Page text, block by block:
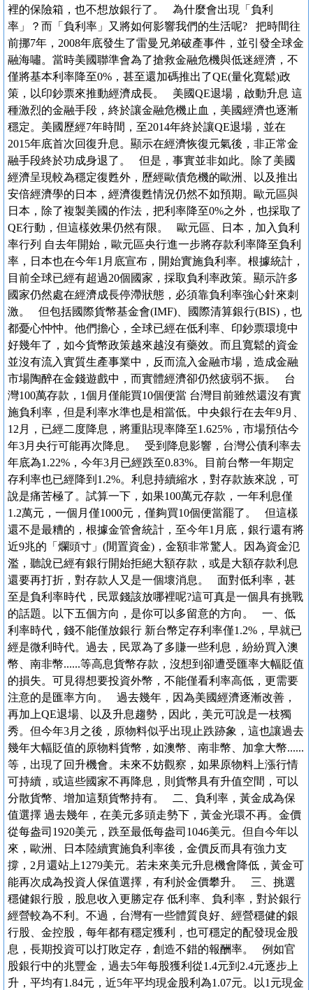
裡的保險箱，也不想放銀行了。 為什麼會出現「負利
率」？而「負利率」又將如何影響我們的生活呢? 把時間往
前挪7年，2008年底發生了雷曼兄弟破產事件，並引發全球金
融海嘯。當時美國聯準會為了搶救金融危機與低迷經濟，不
僅將基本利率降至0%，甚至還加碼推出了QE(量化寬鬆)政
策，以印鈔票來推動經濟成長。 美國QE退場，啟動升息 這
種激烈的金融手段，終於讓金融危機止血，美國經濟也逐漸
穩定。美國歷經7年時間，至2014年終於讓QE退場，並在
2015年底首次回復升息。顯示在經濟恢復元氣後，非正常金
融手段終於功成身退了。 但是，事實並非如此。除了美國
經濟呈現較為穩定復甦外，歷經歐債危機的歐洲、以及推出
安倍經濟學的日本，經濟復甦情況仍然不如預期。歐元區與
日本，除了複製美國的作法，把利率降至0%之外，也採取了
QE行動，但這樣效果仍然有限。 歐元區、日本，加入負利
率行列 自去年開始，歐元區央行進一步將存款利率降至負利
率，日本也在今年1月底宣布，開始實施負利率。根據統計，
目前全球已經有超過20個國家，採取負利率政策。顯示許多
國家仍然處在經濟成長停滯狀態，必須靠負利率強心針來刺
激。 但包括國際貨幣基金會(IMF)、國際清算銀行(BIS)，也
都憂心忡忡。他們擔心，全球已經在低利率、印鈔票環境中
好幾年了，如今貨幣政策越來越沒有藥效。而且寬鬆的資金
並沒有流入實質生產事業中，反而流入金融市場，造成金融
市場陶醉在金錢遊戲中，而實體經濟卻仍然疲弱不振。 台
灣100萬存款，1個月僅能買10個便當 台灣目前雖然還沒有實
施負利率，但是利率水準也是相當低。中央銀行在去年9月、
12月，已經二度降息，將重貼現率降至1.625%，市場預估今
年3月央行可能再次降息。 受到降息影響，台灣公債利率去
年底為1.22%，今年3月已經跌至0.83%。目前台幣一年期定
存利率也已經降到1.2%。利息持續縮水，對存款族來說，可
說是痛苦極了。試算一下，如果100萬元存款，一年利息僅
1.2萬元，一個月僅1000元，僅夠買10個便當罷了。 但這樣
還不是最糟的，根據金管會統計，至今年1月底，銀行還有將
近9兆的「爛頭寸」(閒置資金)，金額非常驚人。因為資金氾
濫，聽說已經有銀行開始拒絕大額存款，或是大額存款利息
還要再打折，對存款人又是一個壞消息。 面對低利率，甚
至是負利率時代，民眾錢該放哪裡呢?這可真是一個具有挑戰
的話題。以下五個方向，是你可以多留意的方向。 一、低
利率時代，錢不能僅放銀行 新台幣定存利率僅1.2%，早就已
經是微利時代。過去，民眾為了多賺一些利息，紛紛買入澳
幣、南非幣......等高息貨幣存款，沒想到卻遭受匯率大幅貶值
的損失。可見得想要投資外幣，不能僅看利率高低，更需要
注意的是匯率方向。 過去幾年，因為美國經濟逐漸改善，
再加上QE退場、以及升息趨勢，因此，美元可說是一枝獨
秀。但今年3月之後，原物料似乎出現止跌跡象，這也讓過去
幾年大幅貶值的原物料貨幣，如澳幣、南非幣、加拿大幣......
等，出現了回升機會。未來不妨觀察，如果原物料上漲行情
可持續，或這些國家不再降息，則貨幣具有升值空間，可以
分散貨幣、增加這類貨幣持有。 二、負利率，黃金成為保
值選擇 過去幾年，在美元多頭走勢下，黃金光環不再。金價
從每盎司1920美元，跌至最低每盎司1046美元。但自今年以
來，歐洲、日本陸續實施負利率後，金價反而具有強力支
撐，2月還站上1279美元。若未來美元升息機會降低，黃金可
能再次成為投資人保值選擇，有利於金價攀升。 三、挑選
穩健銀行股，股息收入更勝定存 低利率、負利率，對於銀行
經營較為不利。不過，台灣有一些體質良好、經營穩健的銀
行股、金控股，每年都有穩定獲利，也可穩定的配發現金股
息，長期投資可以打敗定存，創造不錯的報酬率。 例如官
股銀行中的兆豐金，過去5年每股獲利從1.4元到2.4元逐步上
升，平均有1.84元，近5年平均現金股利為1.07元。以1元現金